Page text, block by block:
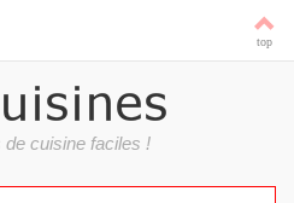
de cuisine faciles !